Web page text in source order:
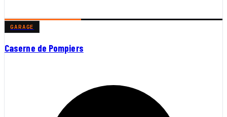
GARAGE
Caserne de Pompiers